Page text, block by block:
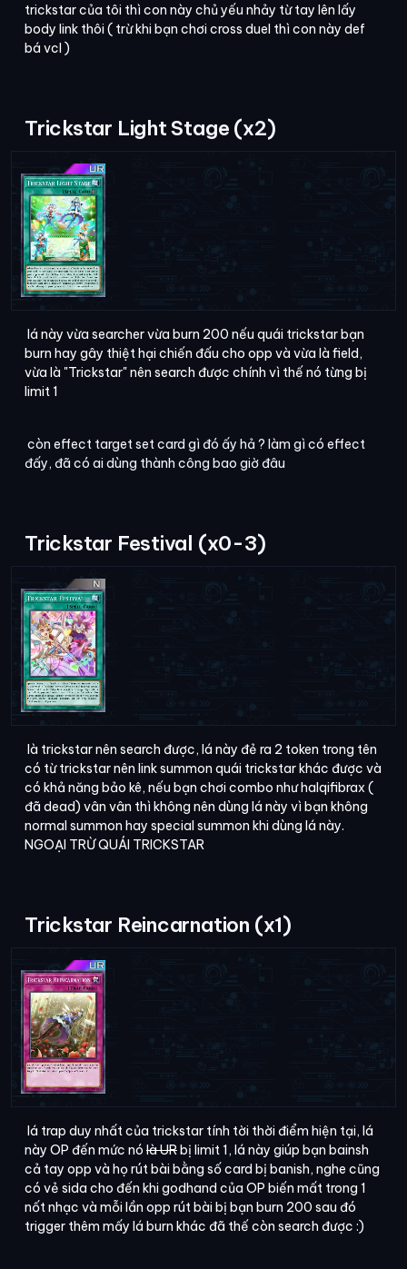
trickstar của tôi thì con này chủ yếu nhảy từ tay lên lấy
body link thôi ( trừ khi bạn chơi cross duel thì con này def
bá vcl )
Trickstar Light Stage (x2)
lá này vừa searcher vừa burn 200 nếu quái trickstar bạn
burn hay gây thiệt hại chiến đấu cho opp và vừa là field,
vừa là "Trickstar" nên search được chính vì thế nó từng bị
limit 1
còn effect target set card gì đó ấy hả ? làm gì có effect
đấy, đã có ai dùng thành công bao giờ đâu
Trickstar Festival (x0-3)
là trickstar nên search được, lá này đẻ ra 2 token trong tên
có từ trickstar nên link summon quái trickstar khác được và
có khả năng bảo kê, nếu bạn chơi combo như halqifibrax (
đã dead) vân vân thì không nên dùng lá này vì bạn không
normal summon hay special summon khi dùng lá này.
NGOẠI TRỪ QUÁI TRICKSTAR
Trickstar Reincarnation (x1)
lá trap duy nhất của trickstar tính tời thời điểm hiện tại, lá
này OP đến mức nó là URbị limit 1, lá này giúp bạn bainsh
cả tay opp và họ rút bài bằng số card bị banish, nghe cũng
có vẻ sida cho đến khi godhand của OP biến mất trong 1
nốt nhạc và mỗi lần opp rút bài bị bạn burn 200 sau đó
trigger thêm mấy lá burn khác đã thế còn search được :)